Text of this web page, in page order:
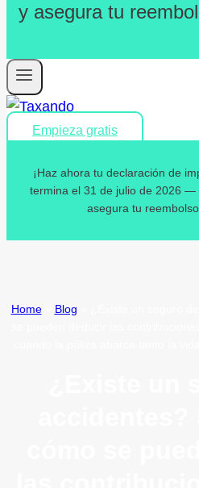
y asegura tu
Empieza gratis
¡Haz ahora tu declaración de
termina el 31 de julio de 2026 —
asegura tu
Home» Blog